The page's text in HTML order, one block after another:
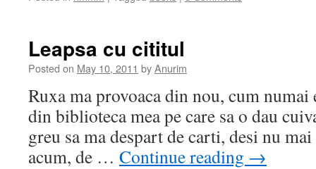
Leapsa cu cititul
Posted on May 10, 2011 byAnurim
Ruxa ma provoaca din nou, cum numai
din biblioteca mea pe care sa o dau
greu sa ma despart de carti, desi nu
acum, de … Continue reading →